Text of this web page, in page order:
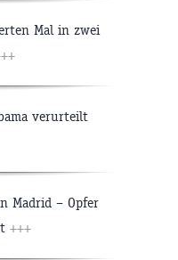
Mal in zwei
verurteilt
Madrid – Opfer
+++